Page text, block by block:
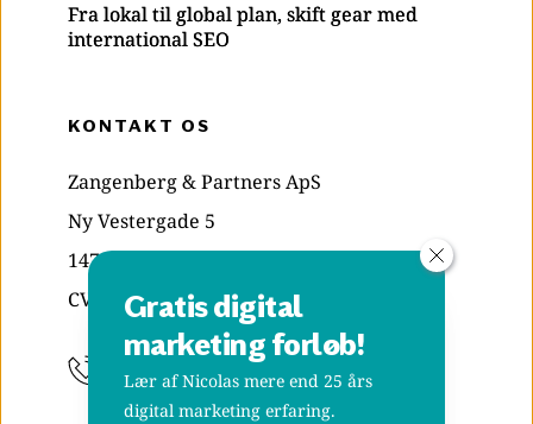
Fra lokal til global plan, skift gear med
international SEO
KONTAKT OS
Zangenberg & Partners ApS
Ny Vestergade 5
1471 København K
CVR: 29835039
+45 70 20 48 38
Gratis digital
marketing forløb!
Lær af Nicolas mere end 25 års
digital marketing erfaring.